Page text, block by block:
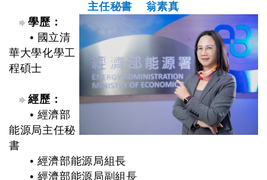
主任秘書 翁素真
學歷：
• 國立清
華大學化學工
程碩士
經歷：
• 經濟部
能源局主任秘
書
• 經濟部能源局組長
• 經濟部能源局副組長